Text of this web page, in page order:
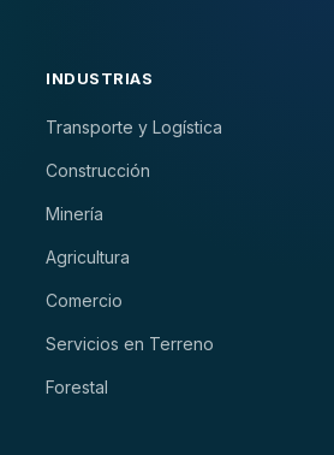
INDUSTRIAS
Transporte y Logística
Construcción
Minería
Agricultura
Comercio
Servicios en Terreno
Forestal